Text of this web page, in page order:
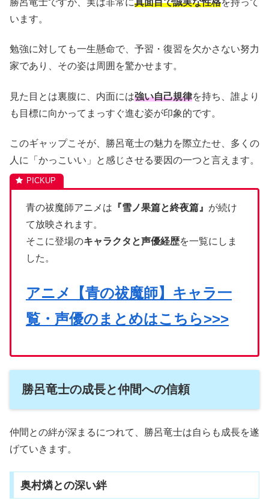
います。
勉強に対しても一生懸命で、予習・復習を欠かさない努力
家であり、その姿は周囲を驚かせます。
見た目とは裏腹に、内面には強い自己規律を持ち、誰より
も目標に向かってまっすぐ進む姿が印象的です。
このギャップこそが、勝呂竜士の魅力を際立たせ、多くの
人に「かっこいい」と感じさせる要因の一つと言えます。
青の祓魔師アニメは 『雪ノ果篇と終夜篇』 が続け
て放映されます。
そこに登場のキャラクタと声優経歴を一覧にしま
した。
アニメ【青の祓魔師】キャラ一
覧・声優のまとめはこちら>>>
勝呂竜士の成長と仲間への信頼
仲間との絆が深まるにつれて、勝呂竜士は自らも成長を遂
げていきます。
奥村燐との深い絆